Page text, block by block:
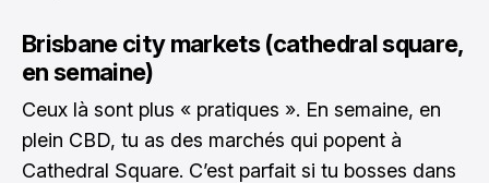
Brisbane city markets (cathedral square,
en semaine)
Ceux là sont plus « pratiques ». En semaine, en
plein CBD, tu as des marchés qui popent à
Cathedral Square. C’est parfait si tu bosses dans